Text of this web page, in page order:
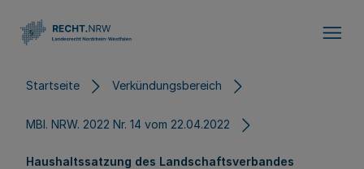
Startseite Verkündungsbereich
MBl. NRW. 2022 Nr. 14 vom 22.04.2022
Haushaltssatzung des Landschaftsverbandes